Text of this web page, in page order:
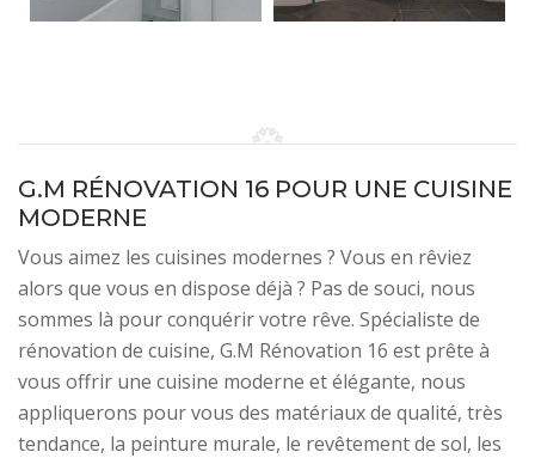
G.M RÉNOVATION 16 POUR UNE CUISINE
MODERNE
Vous aimez les cuisines modernes ? Vous en rêviez
alors que vous en dispose déjà ? Pas de souci, nous
sommes là pour conquérir votre rêve. Spécialiste de
rénovation de cuisine, G.M Rénovation 16 est prête à
vous offrir une cuisine moderne et élégante, nous
appliquerons pour vous des matériaux de qualité, très
tendance, la peinture murale, le revêtement de sol, les